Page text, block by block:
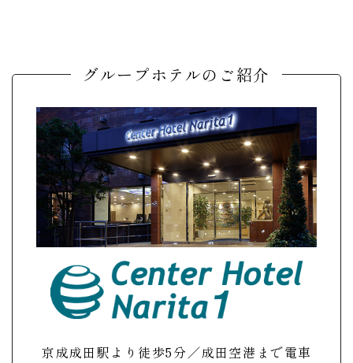
グループホテルのご紹介
京成成田駅より徒歩5分／成田空港まで電車